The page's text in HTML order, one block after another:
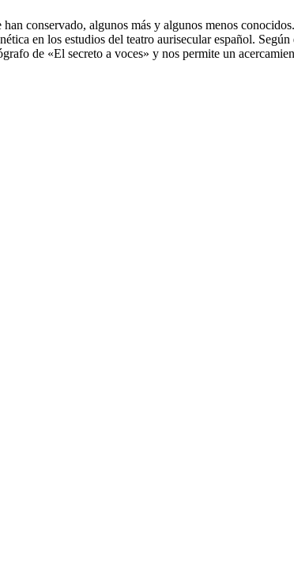
conservado, algunos más y algunos menos
en los estudios del teatro aurisecular español.
de «El secreto a voces» y nos permite un